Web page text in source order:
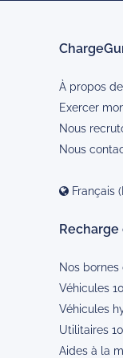
À propos
Exercer
Nous
Nous
Français
Nos
Véhicules
Véhicules
Utilitaires
Aides à la